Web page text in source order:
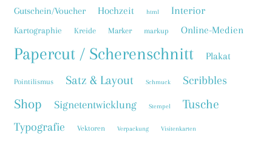
Gutschein/Voucher Hochzeit html Interior
Kartographie Kreide Marker markup Online-Medien
Papercut / Scherenschnitt Plakat
Pointilismus Satz & Layout Schmuck Scribbles
Shop Signetentwicklung Stempel Tusche
Typografie Vektoren Verpackung Visitenkarten